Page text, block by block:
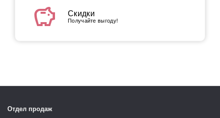
savings Скидки
Получайте выгоду!
Отдел продаж